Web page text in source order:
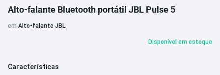
Alto-falante Bluetooth portátil JBL Pulse 5
em Alto-falante JBL
Disponível em estoque
Características